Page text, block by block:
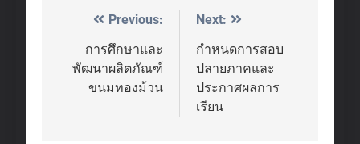
Post
navigation
Previous:
การศึกษาและ
พัฒนาผลิตภัณฑ์
ขนมทองม้วน
Next:
กำหนดการสอบ
ปลายภาคและ
ประกาศผลการ
เรียน